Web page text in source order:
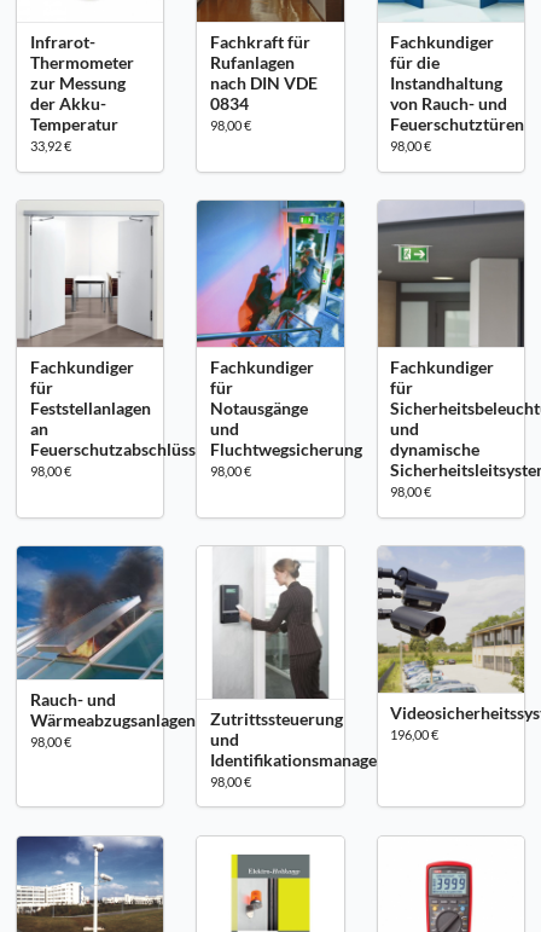
Infrarot-
Thermometer
zur Messung
der Akku-
Temperatur
33,92 €
Fachkraft für
Rufanlagen
nach DIN VDE
0834
98,00 €
Fachkundiger
für die
Instandhaltung
von Rauch- und
Feuerschutztüren
98,00 €
Fachkundiger
für
Feststellanlagen
an
Feuerschutzabschlüssen
98,00 €
Fachkundiger
für
Notausgänge
und
Fluchtwegsicherung
98,00 €
Fachkundiger
für
und
dynamische
98,00 €
Rauch- und
Wärmeabzugsanlagen
98,00 €
Zutrittssteuerung
und
Identifikationsmanagement
98,00 €
196,00 €